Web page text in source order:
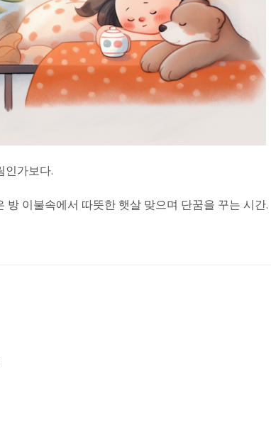
인가보다.
방 이불속에서 따뜻한 햇살 맞으며 단꿈을 꾸는 시간.